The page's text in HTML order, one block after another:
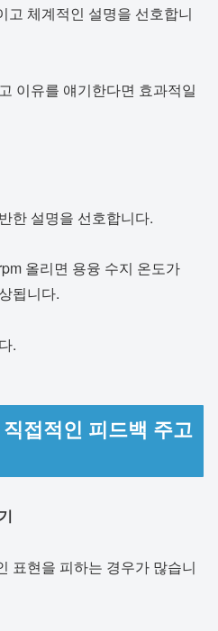
고 체계적인 설명을 선호합니
이유를 얘기한다면 효과적일
한 설명을 선호합니다.
올리면 용융 수지 온도가
됩니다.
.
접적인 피드백 주고
표현을 피하는 경우가 많습니